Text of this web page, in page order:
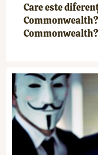
Care este
Commonwealth?